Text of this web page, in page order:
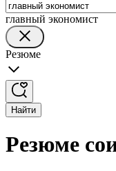
главный экономист
Резюме
Найти
Резюме